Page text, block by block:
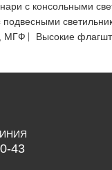
с консольными
МГФ
Высокие
43